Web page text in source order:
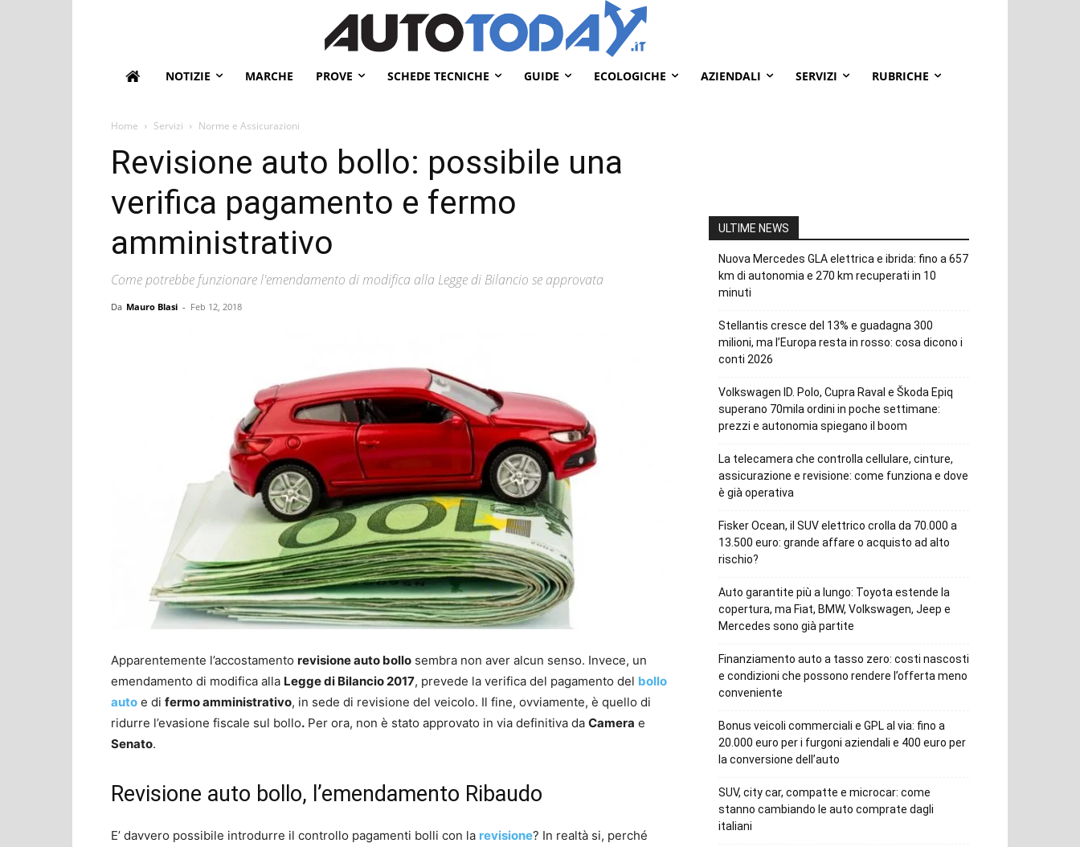
NOTIZIE MARCHE PROVE SCHEDE TECNICHE GUIDE ECOLOGICHE AZIENDALI SERVIZI RUBRICHE
Home Servizi Norme e Assicurazioni
Revisione auto bollo: possibile una
verifica pagamento e fermo
amministrativo
Come potrebbe funzionare l'emendamento di modifica alla Legge di Bilancio se approvata
Da Mauro Blasi - Feb 12, 2018
Apparentemente l’accostamento revisione auto bollo sembra non aver alcun senso. Invece, un
emendamento di modifica alla Legge di Bilancio 2017, prevede la verifica del pagamento del bollo
auto e di fermo amministrativo, in sede di revisione del veicolo. Il fine, ovviamente, è quello di
ridurre l’evasione fiscale sul bollo. Per ora, non è stato approvato in via definitiva da Camera e
Senato.
Revisione auto bollo, l’emendamento Ribaudo
E’ davvero possibile introdurre il controllo pagamenti bolli con la revisione? In realtà si, perché
ULTIME NEWS
Nuova Mercedes GLA elettrica e ibrida: fino a 657
km di autonomia e 270 km recuperati in 10
minuti
Stellantis cresce del 13% e guadagna 300
milioni, ma l’Europa resta in rosso: cosa dicono i
conti 2026
Volkswagen ID. Polo, Cupra Raval e Škoda Epiq
superano 70mila ordini in poche settimane:
prezzi e autonomia spiegano il boom
La telecamera che controlla cellulare, cinture,
assicurazione e revisione: come funziona e dove
è già operativa
Fisker Ocean, il SUV elettrico crolla da 70.000 a
13.500 euro: grande affare o acquisto ad alto
rischio?
Auto garantite più a lungo: Toyota estende la
copertura, ma Fiat, BMW, Volkswagen, Jeep e
Mercedes sono già partite
Finanziamento auto a tasso zero: costi nascosti
e condizioni che possono rendere l’offerta meno
conveniente
Bonus veicoli commerciali e GPL al via: fino a
20.000 euro per i furgoni aziendali e 400 euro per
la conversione dell’auto
SUV, city car, compatte e microcar: come
stanno cambiando le auto comprate dagli
italiani